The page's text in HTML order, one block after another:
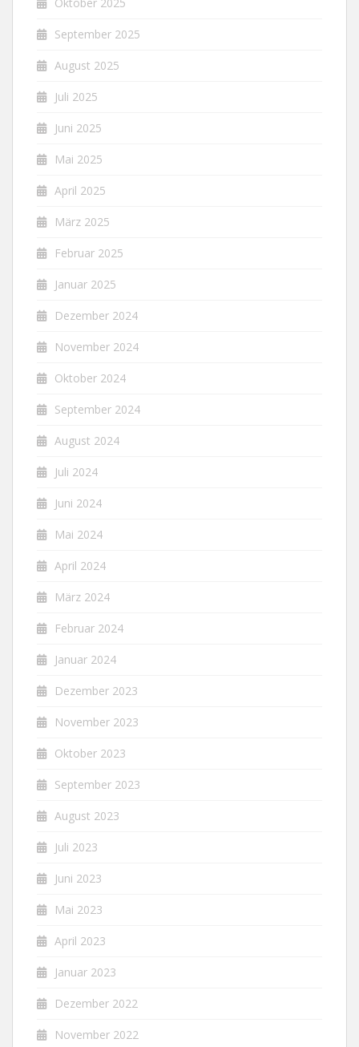
September 2025
August 2025
Juli 2025
Juni 2025
Mai 2025
April 2025
März 2025
Februar 2025
Januar 2025
Dezember 2024
November 2024
Oktober 2024
September 2024
August 2024
Juli 2024
Juni 2024
Mai 2024
April 2024
März 2024
Februar 2024
Januar 2024
Dezember 2023
November 2023
Oktober 2023
September 2023
August 2023
Juli 2023
Juni 2023
Mai 2023
April 2023
Januar 2023
Dezember 2022
November 2022